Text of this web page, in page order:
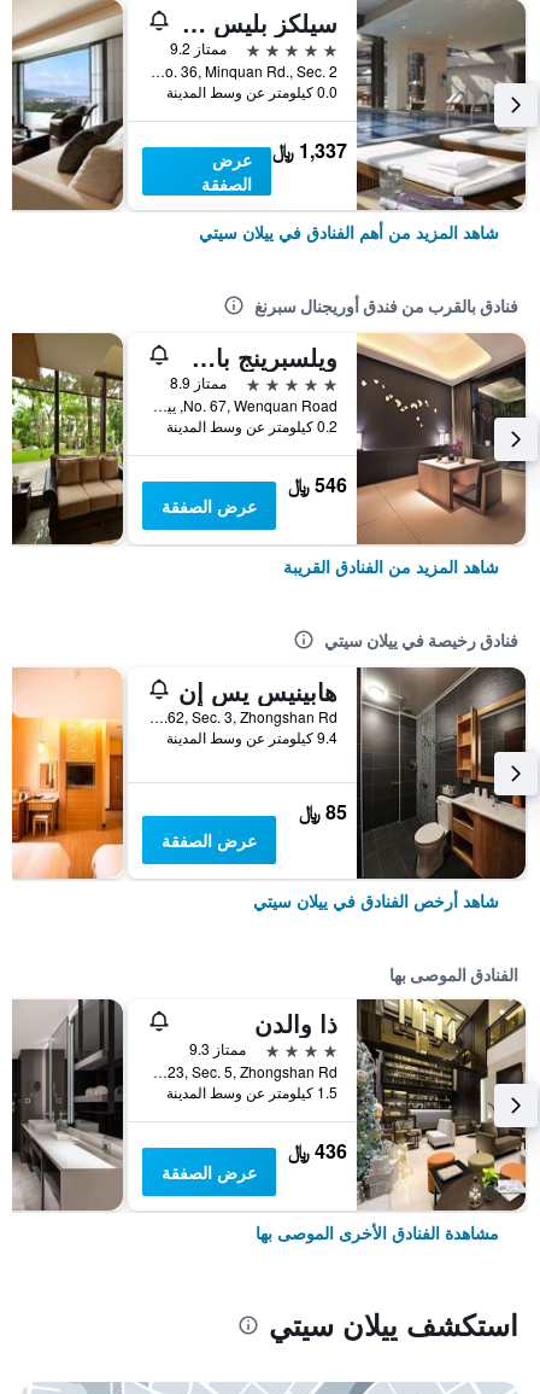
سيلكز بليس يلان
5 نجوم
ممتاز 9.2
No. 36, Minquan Rd., Sec. 2, ييلان سيتي, تايوان
0.0 كيلومتر عن وسط المدينة
1,337 ﷼
عرض
الصفقة
شاهد المزيد من أهم الفنادق في ييلان سيتي
فنادق بالقرب من فندق أوريجنال سبرنغ
ويلسبرينج باي سيلكس جياو شي
5 نجوم
ممتاز 8.9
No. 67, Wenquan Road, ييلان سيتي, تايوان
0.2 كيلومتر عن وسط المدينة
546 ﷼
عرض الصفقة
شاهد المزيد من الفنادق القريبة
فنادق رخيصة في ييلان سيتي
هابينيس يس إن
No.62, Sec. 3, Zhongshan Rd, ييلان سيتي, تايوان
9.4 كيلومتر عن وسط المدينة
85 ﷼
عرض الصفقة
شاهد أرخص الفنادق في ييلان سيتي
الفنادق الموصى بها
ذا والدن
4 نجوم
ممتاز 9.3
No.123, Sec. 5, Zhongshan Rd., ييلان سيتي, تايوان
1.5 كيلومتر عن وسط المدينة
436 ﷼
عرض الصفقة
مشاهدة الفنادق الأخرى الموصى بها
استكشف ييلان سيتي